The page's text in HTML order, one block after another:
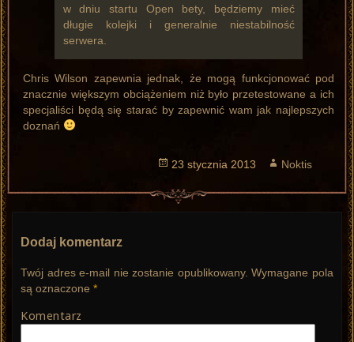
w dniu startu Open bety, będziemy mieć
długie kolejki i generalnie niestabilność
serwera.
Chris Wilson zapewnia jednak, że mogą funkcjonować pod
znacznie większym obciążeniem niż było przetestowane a ich
specjaliści będą się starać by zapewnić wam jak najlepszych
doznań
Opublikowano
23 stycznia 2013 Autor
Noktis
Dodaj komentarz
Twój adres e-mail nie zostanie opublikowany. Wymagane pola
są oznaczone *
Komentarz